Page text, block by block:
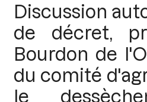
Discussion
de décret,
Bourdon de
du comité
le